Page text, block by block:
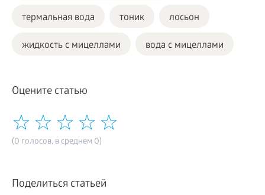
термальная вода тоник лосьон
жидкость с мицеллами вода с мицеллами
Оцените статью
(0 голосов, в среднем 0)
Поделиться статьей